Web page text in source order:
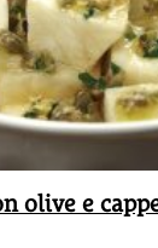
olive e